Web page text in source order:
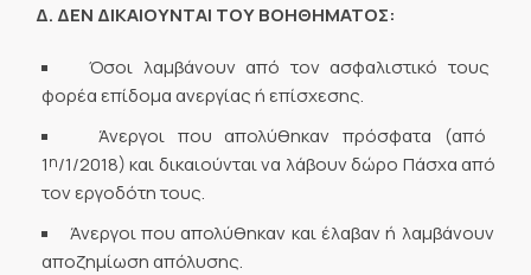
Δ. ΔΕΝ ΔΙΚΑΙΟΥΝΤΑΙ ΤΟΥ ΒΟΗΘΗΜΑΤΟΣ:
Όσοι λαμβάνουν από τον ασφαλιστικό τους
φορέα επίδομα ανεργίας ή επίσχεσης.
Άνεργοι που απολύθηκαν πρόσφατα (από
1η/1/2018) και δικαιούνται να λάβουν δώρο Πάσχα από
τον εργοδότη τους.
Άνεργοι που απολύθηκαν και έλαβαν ή λαμβάνουν
αποζημίωση απόλυσης.